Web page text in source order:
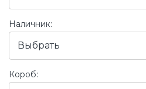
Наличник:
Выбрать
Короб: